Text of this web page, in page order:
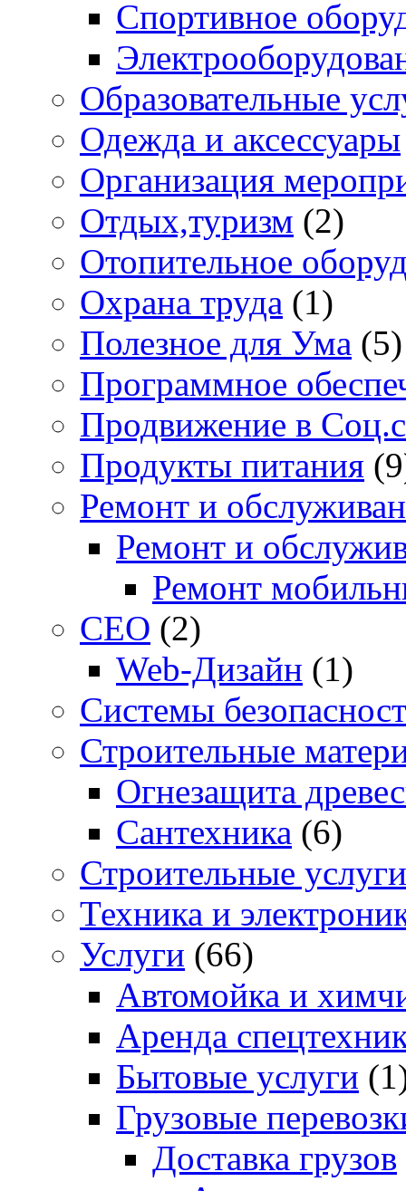
Спортивное
Образовательные
Одежда и аксессуары
Организация
Отдых,туризм (2)
Отопительное
Охрана труда (1)
Полезное для Ума (5)
Программное
Продвижение в
Продукты питания
Ремонт и
Ремонт и
Ремонт
СЕО (2)
Web-Дизайн (1)
Системы
Строительные
Огнезащита
Сантехника (6)
Строительные услуги
Техника и
Услуги (66)
Автомойка и
Аренда
Бытовые услуги
Грузовые
Доставка грузов